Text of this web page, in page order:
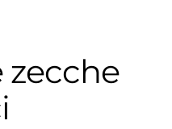
zecche